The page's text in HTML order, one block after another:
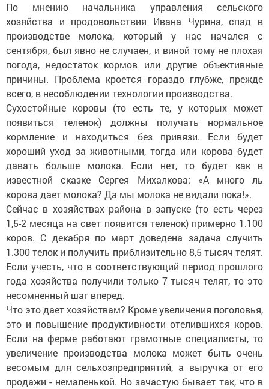
По мнению начальника управления сельского
хозяйства и продовольствия Ивана Чурина, спад в
производстве молока, который у нас начался с
сентября, был явно не случаен, и виной тому не плохая
погода, недостаток кормов или другие объективные
причины. Проблема кроется гораздо глубже, прежде
всего, в несоблюдении технологии производства.
Сухостойные коровы (то есть те, у которых может
появиться теленок) должны получать нормальное
кормление и находиться без привязи. Если будет
хороший уход за животными, тогда или корова будет
давать больше молока. Если нет, то будет как в
известной сказке Сергея Михалкова: «А много ль
корова дает молока? Да мы молока не видали пока!».
Сейчас в хозяйствах района в запуске (то есть через
1,5-2 месяца на свет появится теленок) примерно 1.100
коров. С декабря по март доведена задача случить
1.300 телок и получить приблизительно 8,5 тысяч телят.
Если учесть, что в соответствующий период прошлого
года хозяйства получили только 7 тысяч телят, то это
несомненный шаг вперед.
Что это дает хозяйствам? Кроме увеличения поголовья,
это и повышение продуктивности отелившихся коров.
Если на ферме работают грамотные специалисты, то
увеличение производства молока может быть очень
весомым для сельхозпредприятий, а выручка от его
продажи - немаленькой. Но зачастую бывает так, что в